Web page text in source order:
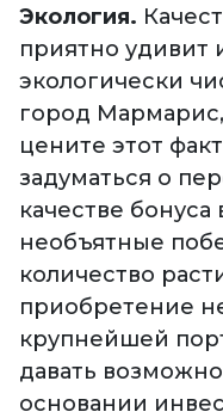
Экология.
приятно удивит
экологически
город
цените этот
задуматься о
качестве
необъятные
количество
приобретение
крупнейшей
давать
основании